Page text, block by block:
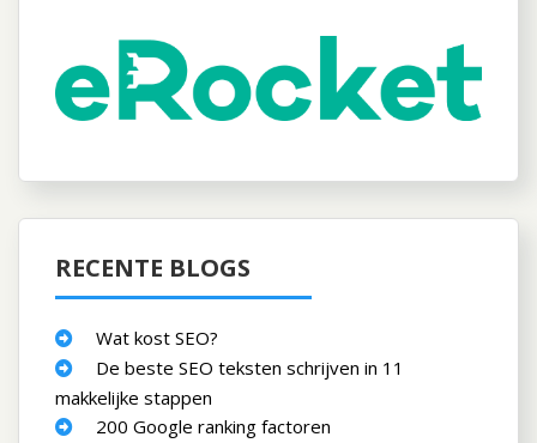
RECENTE BLOGS
Wat kost SEO?
De beste SEO teksten schrijven in 11
makkelijke stappen
200 Google ranking factoren